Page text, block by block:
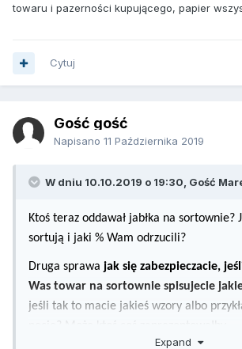
towaru i pazerności kupującego, papier
Cytuj
Gość gość
Napisano 11 Października 2019
W dniu 10.10.2019 o 19:30, Gość
Ktoś teraz oddawał jabłka na sortownie?
sortują i jaki % Wam odrzucili?
Druga sprawa jak się zabezpieczacie,
Was towar na sortownie spisujecie
jeśli tak to macie jakieś wzory albo
Expand